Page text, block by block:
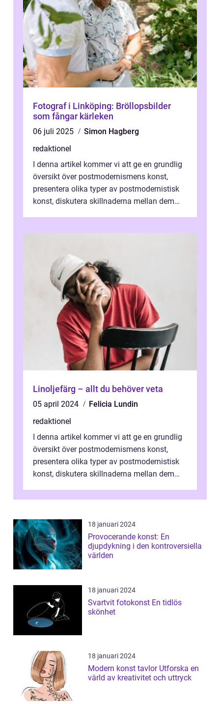
Fotograf i Linköping: Bröllopsbilder
som fångar kärleken
06 juli 2025
Simon Hagberg
redaktionel
I denna artikel kommer vi att ge en grundlig
översikt över postmodernismens konst,
presentera olika typer av postmodernistisk
konst, diskutera skillnaderna mellan dem
Linoljefärg – allt du behöver veta
05 april 2024
Felicia Lundin
redaktionel
I denna artikel kommer vi att ge en grundlig
översikt över postmodernismens konst,
presentera olika typer av postmodernistisk
konst, diskutera skillnaderna mellan dem
18 januari 2024
Provocerande konst: En
djupdykning i den kontroversiella
världen
18 januari 2024
Svartvit fotokonst En tidlös
skönhet
18 januari 2024
Modern konst tavlor Utforska en
värld av kreativitet och uttryck